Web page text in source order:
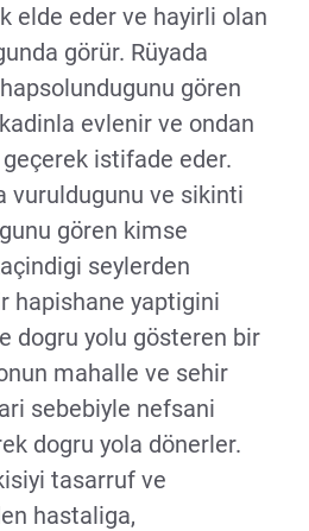
elde eder ve hayirli olan
görür. Rüyada
gören
evlenir ve ondan
istifade eder.
vuruldugunu ve sikinti
gören kimse
seylerden
hapishane yaptigini
dogru yolu gösteren bir
mahalle ve sehir
sebebiyle nefsani
dogru yola dönerler.
tasarruf ve
hastaliga,